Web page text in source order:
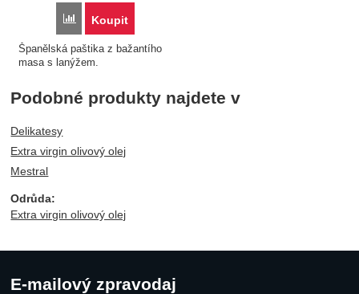
Porovnat
Koupit
Španělská paštika z bažantího
masa s lanýžem.
Podobné produkty najdete v
Delikatesy
Extra virgin olivový olej
Mestral
Odrůda:
Extra virgin olivový olej
E-mailový zpravodaj